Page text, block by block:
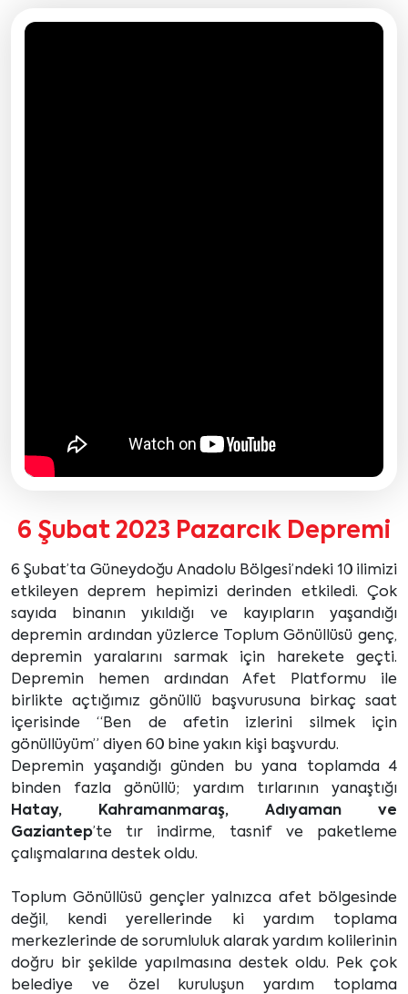
6 Şubat 2023 Pazarcık Depremi
6 Şubat’ta Güneydoğu Anadolu Bölgesi’ndeki 10 ilimizi
etkileyen deprem hepimizi derinden etkiledi. Çok
sayıda binanın yıkıldığı ve kayıpların yaşandığı
depremin ardından yüzlerce Toplum Gönüllüsü genç,
depremin yaralarını sarmak için harekete geçti.
Depremin hemen ardından Afet Platformu ile
birlikte açtığımız gönüllü başvurusuna birkaç saat
içerisinde “Ben de afetin izlerini silmek için
gönüllüyüm” diyen 60 bine yakın kişi başvurdu.
Depremin yaşandığı günden bu yana toplamda 4
binden fazla gönüllü; yardım tırlarının yanaştığı
Hatay, Kahramanmaraş, Adıyaman ve
Gaziantep’te tır indirme, tasnif ve paketleme
çalışmalarına destek oldu.
Toplum Gönüllüsü gençler yalnızca afet bölgesinde
değil, kendi yerellerinde ki yardım toplama
merkezlerinde de sorumluluk alarak yardım kolilerinin
doğru bir şekilde yapılmasına destek oldu. Pek çok
belediye ve özel kuruluşun yardım toplama